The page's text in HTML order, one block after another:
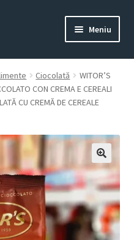
Meniu
LINE
Ciocolată
WITOR’S
CON CREMA E CEREALI
CU CREMĂ DE CEREALE